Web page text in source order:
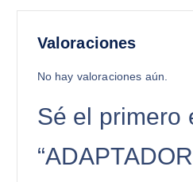
Valoraciones
No hay valoraciones aún.
Sé el primero
“ADAPTADOR